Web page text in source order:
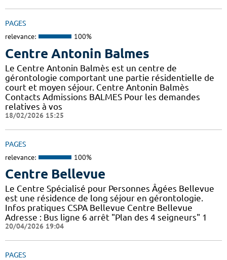
PAGES
relevance: 100%
Centre Antonin Balmes
Le Centre Antonin Balmès est un centre de
gérontologie comportant une partie résidentielle de
court et moyen séjour. Centre Antonin Balmès
Contacts Admissions BALMES Pour les demandes
relatives à vos
18/02/2026 15:25
PAGES
relevance: 100%
Centre Bellevue
Le Centre Spécialisé pour Personnes Âgées Bellevue
est une résidence de long séjour en gérontologie.
Infos pratiques CSPA Bellevue Centre Bellevue
Adresse : Bus ligne 6 arrêt "Plan des 4 seigneurs" 1
20/04/2026 19:04
PAGES